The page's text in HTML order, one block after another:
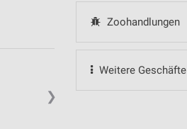
Zoohandlungen
Weitere Geschäfte
❯